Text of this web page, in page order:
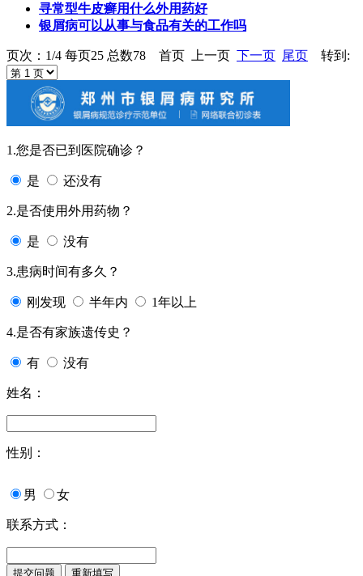
寻常型牛皮癣用什么外用药好
银屑病可以从事与食品有关的工作吗
页次：1/4 每页25 总数78 首页 上一页 下一页 尾页 转到:
1.您是否已到医院确诊？
是 还没有
2.是否使用外用药物？
是 没有
3.患病时间有多久？
刚发现 半年内 1年以上
4.是否有家族遗传史？
有 没有
姓名：
性别：
男 女
联系方式：